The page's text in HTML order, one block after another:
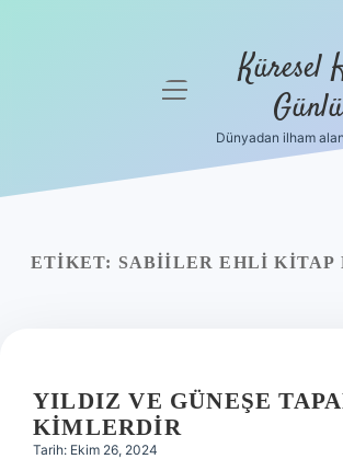
menüyü
Küresel
Dünyadan ilham
ETIKET: SABIILER EHLI KITAP
YILDIZ VE GÜNEŞE
KIMLERDIR
Tarih: Ekim 26, 2024